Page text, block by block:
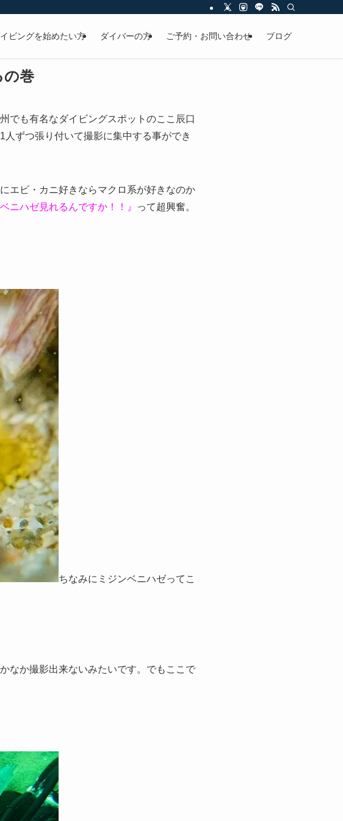
ビングを始めたい方 ダイバーの方 ご予約・お問い合わせ ブログ
の巻
でも有名なダイビングスポットのここ辰口
ずつ張り付いて撮影に集中する事ができ
エビ・カニ好きならマクロ系が好きなのか
ニハゼ見れるんですか！！』
って超興奮。
ちなみにミジンベニハゼってこ
なか撮影出来ないみたいです。でもここで